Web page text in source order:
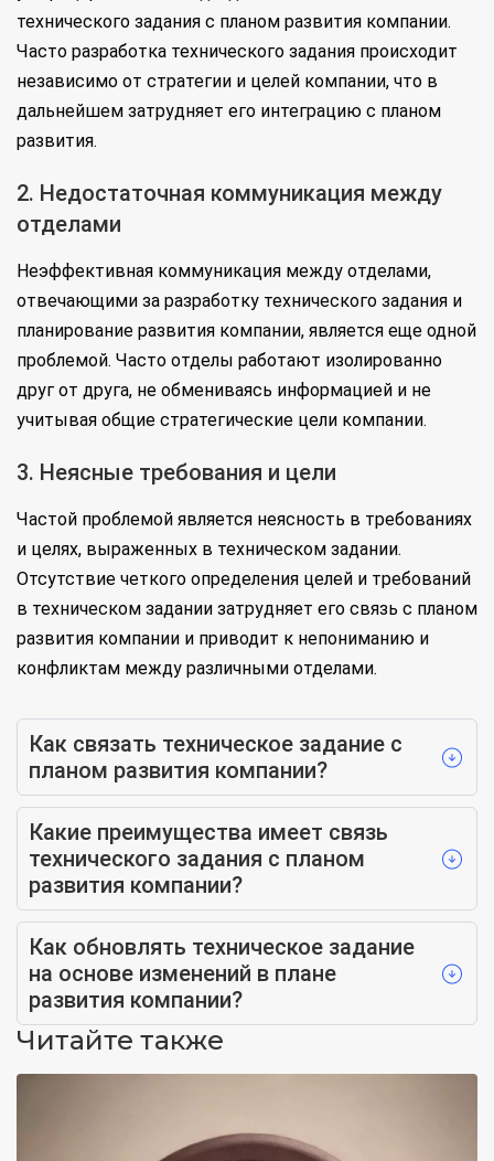
технического задания с планом развития компании.
Часто разработка технического задания происходит
независимо от стратегии и целей компании, что в
дальнейшем затрудняет его интеграцию с планом
развития.
2. Недостаточная коммуникация между
отделами
Неэффективная коммуникация между отделами,
отвечающими за разработку технического задания и
планирование развития компании, является еще одной
проблемой. Часто отделы работают изолированно
друг от друга, не обмениваясь информацией и не
учитывая общие стратегические цели компании.
3. Неясные требования и цели
Частой проблемой является неясность в требованиях
и целях, выраженных в техническом задании.
Отсутствие четкого определения целей и требований
в техническом задании затрудняет его связь с планом
развития компании и приводит к непониманию и
конфликтам между различными отделами.
Как связать техническое задание с
планом развития компании?
Какие преимущества имеет связь
технического задания с планом
развития компании?
Как обновлять техническое задание
на основе изменений в плане
развития компании?
Читайте также